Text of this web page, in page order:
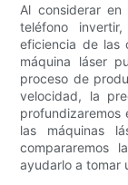
Al considerar
teléfono
eficiencia de las
máquina láser
proceso de
velocidad, la
profundizaremos
las máquinas
compararemos
ayudarlo a tomar